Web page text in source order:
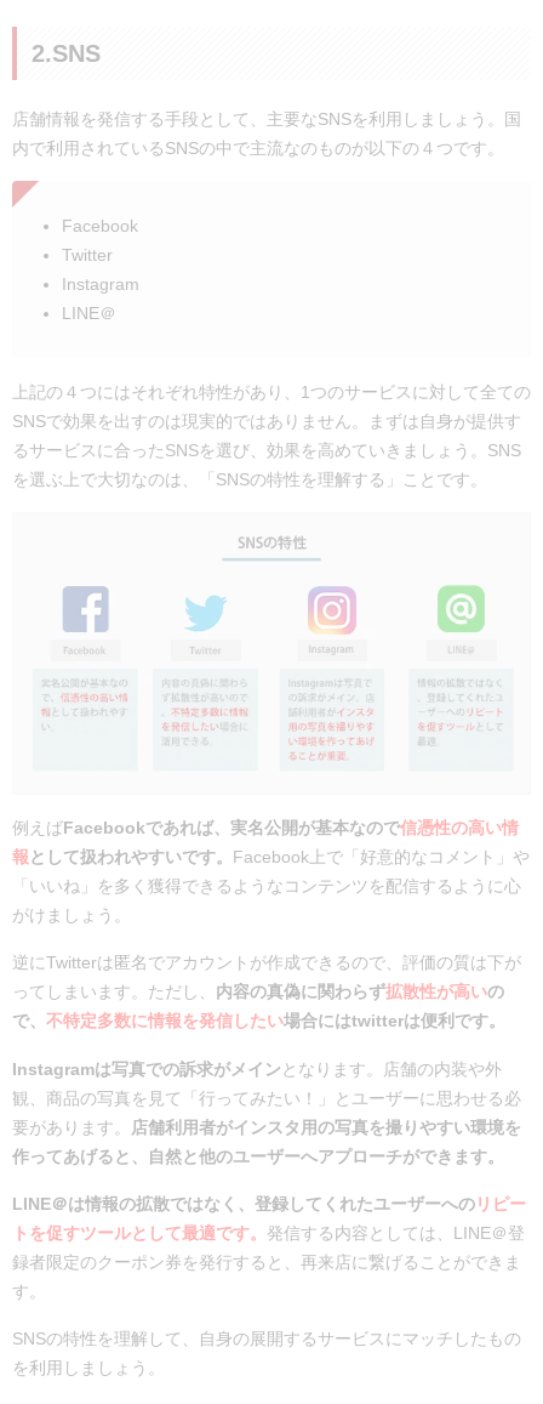
2.SNS
店舗情報を発信する手段として、主要なSNSを利用しましょう。国
内で利用されているSNSの中で主流なのものが以下の４つです。
Facebook
Twitter
Instagram
LINE＠
上記の４つにはそれぞれ特性があり、1つのサービスに対して全ての
SNSで効果を出すのは現実的ではありません。まずは自身が提供す
るサービスに合ったSNSを選び、効果を高めていきましょう。SNS
を選ぶ上で大切なのは、「SNSの特性を理解する」ことです。
例えばFacebookであれば、実名公開が基本なので信憑性の高い情
報として扱われやすいです。 Facebook上で「好意的なコメント」や
「いいね」を多く獲得できるようなコンテンツを配信するように心
がけましょう。
逆にTwitterは匿名でアカウントが作成できるので、評価の質は下が
ってしまいます。ただし、 内容の真偽に関わらず拡散性が高いの
で、 不特定多数に情報を発信したい場合にはtwitterは便利です。
Instagramは写真での訴求がメインとなります。店舗の内装や外
観、商品の写真を見て「行ってみたい！」とユーザーに思わせる必
要があります。
店舗利用者がインスタ用の写真を撮りやすい環境を
作ってあげると、自然と他のユーザーへアプローチができます。
LINE＠は情報の拡散ではなく、登録してくれたユーザーへのリピー
トを促すツールとして最適です。 発信する内容としては、LINE＠登
録者限定のクーポン券を発行すると、再来店に繋げることができま
す。
SNSの特性を理解して、自身の展開するサービスにマッチしたもの
を利用しましょう。